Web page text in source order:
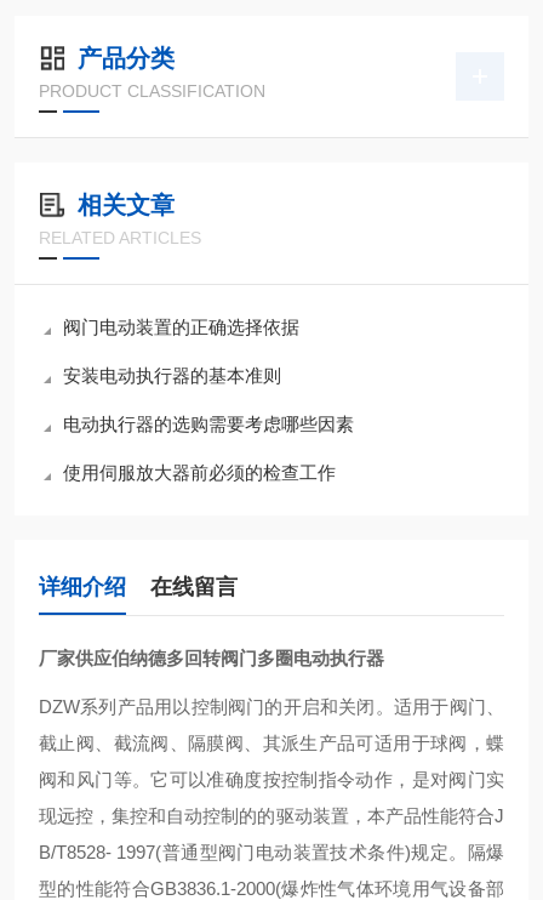
产品分类
PRODUCT CLASSIFICATION
相关文章
RELATED ARTICLES
阀门电动装置的正确选择依据
安装电动执行器的基本准则
电动执行器的选购需要考虑哪些因素
使用伺服放大器前必须的检查工作
详细介绍 在线留言
厂家供应伯纳德多回转阀门多圈电动执行器
DZW系列产品用以控制阀门的开启和关闭。适用于阀门、
截止阀、截流阀、隔膜阀、其派生产品可适用于球阀，蝶
阀和风门等。它可以准确度按控制指令动作，是对阀门实
现远控，集控和自动控制的的驱动装置，本产品性能符合J
B/T8528- 1997(普通型阀门电动装置技术条件)规定。隔爆
型的性能符合GB3836.1-2000(爆炸性气体环境用气设备部